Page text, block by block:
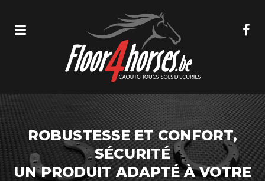
ROBUSTESSE ET CONFORT,
SÉCURITÉ
UN PRODUIT ADAPTÉ À VOTRE